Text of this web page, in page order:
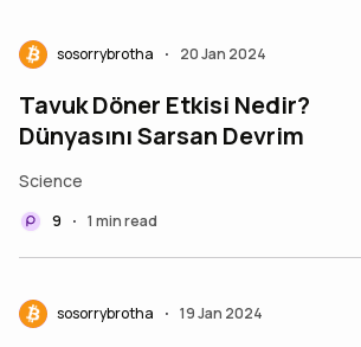
sosorrybrotha • 20 Jan 2024
Tavuk Döner Etkisi Nedir?
Dünyasını Sarsan Devrim
Science
9 • 1 min read
sosorrybrotha • 19 Jan 2024